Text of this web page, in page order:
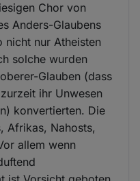
Chor von
Anders-Glaubens
nicht nur Atheisten
solche wurden
Glauben (dass
ihr Unwesen
konvertierten. Die
Afrikas, Nahosts,
allem wenn